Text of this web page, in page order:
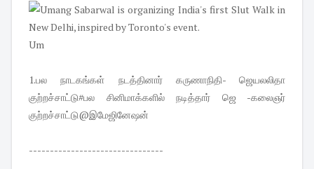
Um
1.பல நாடகங்கள் நடத்தினார் கருணாநிதி- ஜெயலலிதா
குற்றச்சாட்டு#பல சினிமாக்களில் நடித்தார் ஜெ -கலைஞர்
குற்றச்சாட்டு@இமேஜினேஷன்
--------------------------------